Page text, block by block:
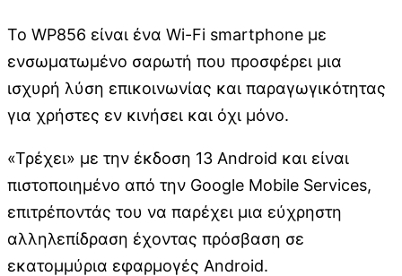
Το WP856 είναι ένα Wi-Fi smartphone με
ενσωματωμένο σαρωτή που προσφέρει μια
ισχυρή λύση επικοινωνίας και παραγωγικότητας
για χρήστες εν κινήσει και όχι μόνο.
«Τρέχει» με την έκδοση 13 Android και είναι
πιστοποιημένο από την Google Mobile Services,
επιτρέποντάς του να παρέχει μια εύχρηστη
αλληλεπίδραση έχοντας πρόσβαση σε
εκατομμύρια εφαρμογές Android.